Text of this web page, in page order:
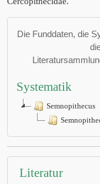
Die Funddaten, die
Systematik
Semnopithecus
Literatur